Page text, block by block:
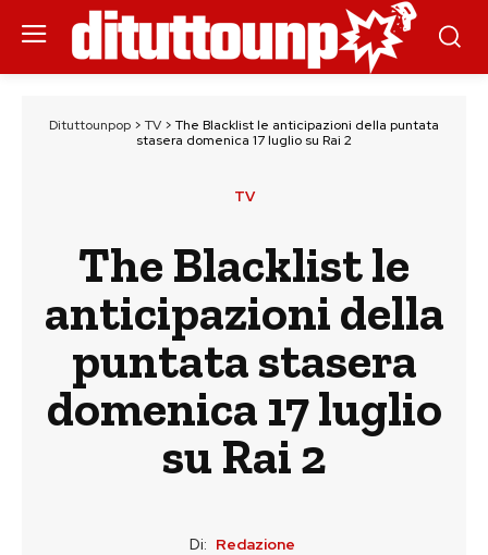
Dituttounpop > TV > The Blacklist le anticipazioni della puntata
stasera domenica 17 luglio su Rai 2
TV
The Blacklist le
anticipazioni della
puntata stasera
domenica 17 luglio
su Rai 2
Di: Redazione